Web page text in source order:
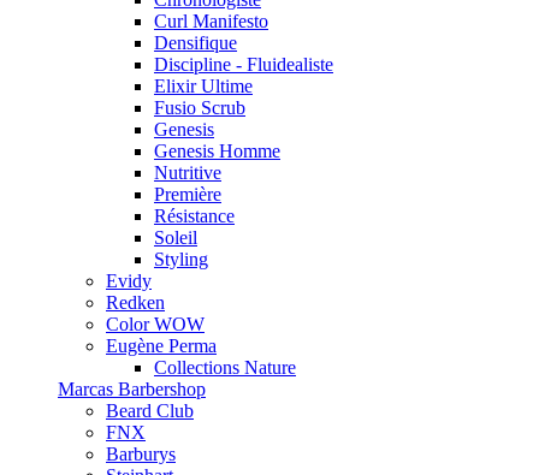
Curl Manifesto
Densifique
Discipline - Fluidealiste
Elixir Ultime
Fusio Scrub
Genesis
Genesis Homme
Nutritive
Première
Résistance
Soleil
Styling
Evidy
Redken
Color WOW
Eugène Perma
Collections Nature
Marcas Barbershop
Beard Club
FNX
Barburys